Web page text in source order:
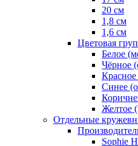
20 см
1,8 см
1,6 см
Цветовая
Белое
Чёрное
Красное
Синее
Желтое
Отдельные
Sophie